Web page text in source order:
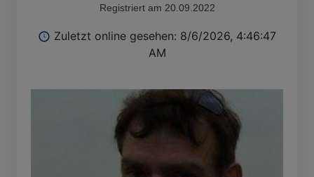
Registriert am 20.09.2022
Zuletzt online gesehen: 8/6/2026, 4:46:47
AM